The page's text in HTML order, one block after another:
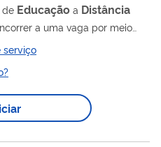
de Educação a Distância
a uma vaga por meio
serviço